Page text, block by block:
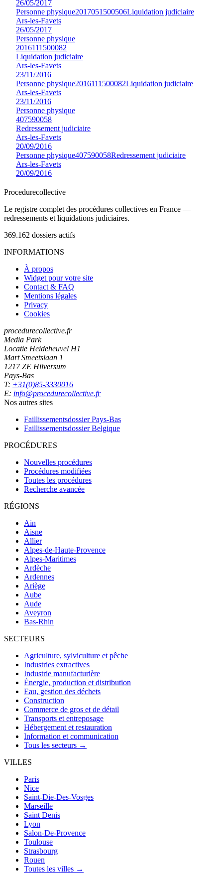
26/05/2017
Personne physique2017051500506Liquidation judiciaire
Ars-les-Favets
26/05/2017
Personne physique
2016111500082
Liquidation judiciaire
Ars-les-Favets
23/11/2016
Personne physique2016111500082Liquidation judiciaire
Ars-les-Favets
23/11/2016
Personne physique
407590058
Redressement judiciaire
Ars-les-Favets
20/09/2016
Personne physique407590058Redressement judiciaire
Ars-les-Favets
20/09/2016
Procedurecollective
Le registre complet des procédures collectives en France —
redressements et liquidations judiciaires.
369.162 dossiers actifs
INFORMATIONS
À propos
Widget pour votre site
Contact & FAQ
Mentions légales
Privacy
Cookies
procedurecollective.fr
Media Park
Locatie Heideheuvel H1
Mart Smeetslaan 1
1217 ZE Hilversum
Pays-Bas
T: +31(0)85-3330016
E: info@procedurecollective.fr
Nos autres sites
Faillissementsdossier Pays-Bas
Faillissementsdossier Belgique
PROCÉDURES
Nouvelles procédures
Procédures modifiées
Toutes les procédures
Recherche avancée
RÉGIONS
Ain
Aisne
Allier
Alpes-de-Haute-Provence
Alpes-Maritimes
Ardèche
Ardennes
Ariège
Aube
Aude
Aveyron
Bas-Rhin
SECTEURS
Agriculture, sylviculture et pêche
Industries extractives
Industrie manufacturière
Énergie, production et distribution
Eau, gestion des déchets
Construction
Commerce de gros et de détail
Transports et entreposage
Hébergement et restauration
Information et communication
Tous les secteurs →
VILLES
Paris
Nice
Saint-Die-Des-Vosges
Marseille
Saint Denis
Lyon
Salon-De-Provence
Toulouse
Strasbourg
Rouen
Toutes les villes →